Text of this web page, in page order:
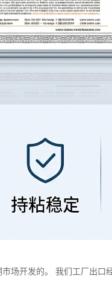
场开发的。 我们工厂出